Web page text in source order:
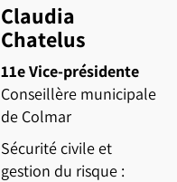
Claudia
Chatelus
11e Vice-présidente
Conseillère municipale
de Colmar
Sécurité civile et
gestion du risque :